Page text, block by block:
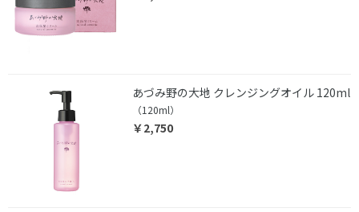
あづみ野の大地 クレンジングオイル 120ml
（120ml）
￥2,750